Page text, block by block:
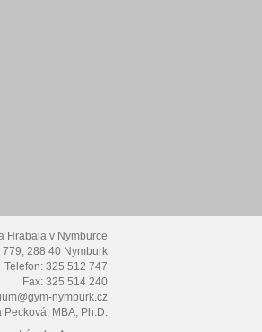
Hrabala v Nymburce
288 40 Nymburk
Telefon: 325 512 747
Fax: 325 514 240
nymburk.cz
MBA, Ph.D.